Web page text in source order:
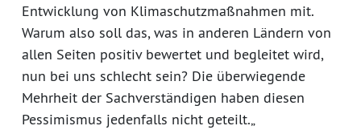
Entwicklung von Klimaschutzmaßnahmen mit.
Warum also soll das, was in anderen Ländern von
allen Seiten positiv bewertet und begleitet wird,
nun bei uns schlecht sein? Die überwiegende
Mehrheit der Sachverständigen haben diesen
Pessimismus jedenfalls nicht geteilt.„